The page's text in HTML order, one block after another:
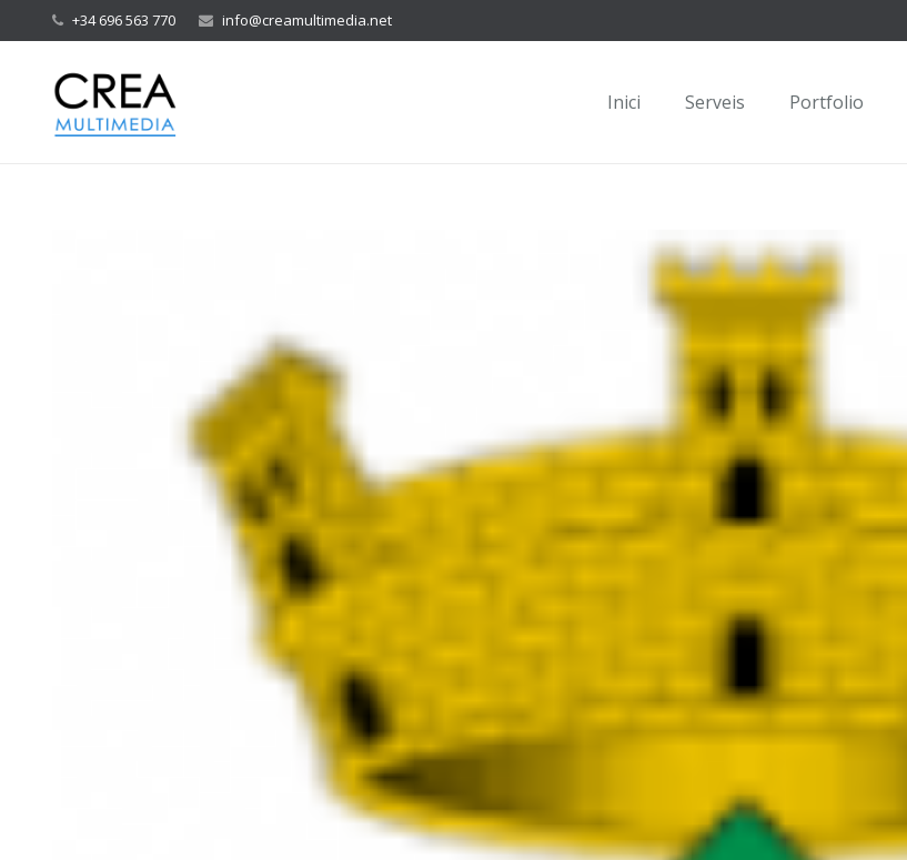
+34 696 563 770 info@creamultimedia.net
Inici Serveis Portfolio